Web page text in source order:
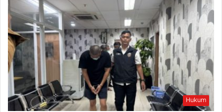
Hukum